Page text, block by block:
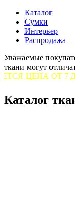
Каталог
Сумки
Интерьер
Распродажа
Уважаемые
ткани могут
ОТ 7 ДО 12 %
Каталог